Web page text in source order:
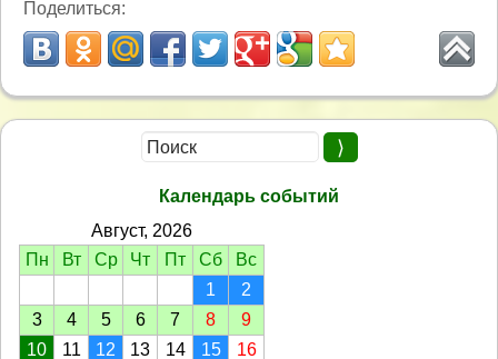
Поделиться:
Календарь событий
Август, 2026
Пн
Вт Ср Чт Пт Сб
Вс
1
2
3
4 5 6 7 8
9
10
11 12 13 14 15
16